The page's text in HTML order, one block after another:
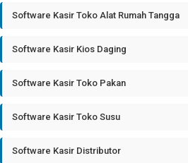
Software Kasir Toko Alat Rumah Tangga
Software Kasir Kios Daging
Software Kasir Toko Pakan
Software Kasir Toko Susu
Software Kasir Distributor